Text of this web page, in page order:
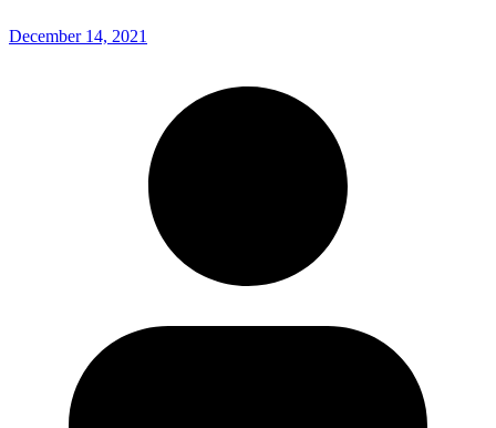
December 14, 2021